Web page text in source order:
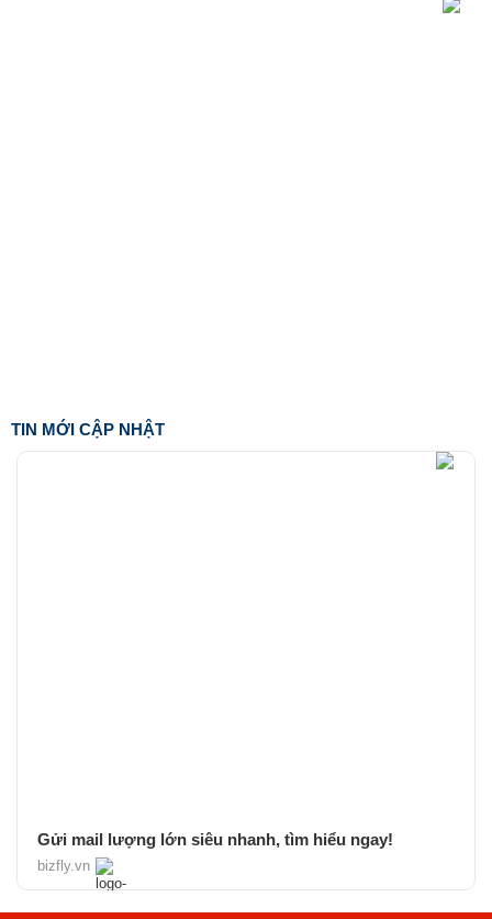
TIN MỚI CẬP NHẬT
Gửi mail lượng lớn siêu nhanh, tìm hiểu ngay!
bizfly.vn